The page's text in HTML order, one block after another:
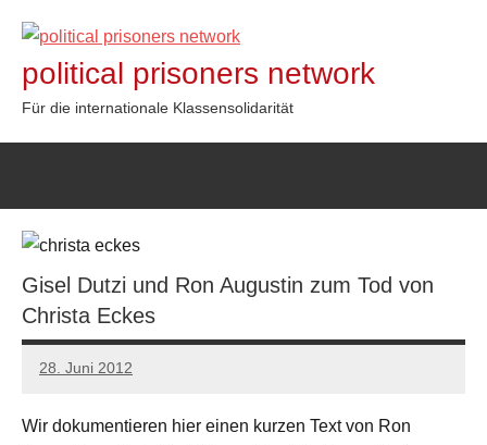
Inhalt
springen
political prisoners network
Für die internationale Klassensolidarität
Gisel Dutzi und Ron Augustin zum Tod von
Christa Eckes
28. Juni 2012
admin
Wir dokumentieren hier einen kurzen Text von Ron